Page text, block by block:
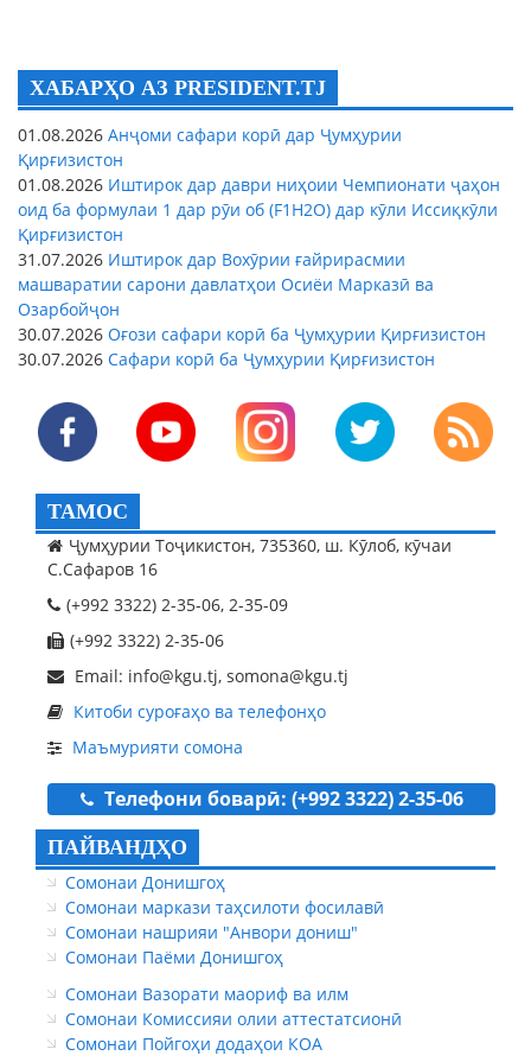
ХАБАРҲО АЗ PRESIDENT.TJ
01.08.2026 Анҷоми сафари корӣ дар Ҷумҳурии
Қирғизистон
01.08.2026 Иштирок дар даври ниҳоии Чемпионати ҷаҳон
оид ба формулаи 1 дар рӯи об (F1H2O) дар кӯли Иссиқкӯли
Қирғизистон
31.07.2026 Иштирок дар Вохӯрии ғайрирасмии
машваратии сарони давлатҳои Осиёи Марказӣ ва
Озарбойҷон
30.07.2026 Оғози сафари корӣ ба Ҷумҳурии Қирғизистон
30.07.2026 Сафари корӣ ба Ҷумҳурии Қирғизистон
ТАМОС
Ҷумҳурии Тоҷикистон, 735360, ш. Кӯлоб, кӯчаи
С.Сафаров 16
(+992 3322) 2-35-06, 2-35-09
(+992 3322) 2-35-06
Email: info@kgu.tj, somona@kgu.tj
Китоби суроғаҳо ва телефонҳо
Маъмурияти сомона
Телефони боварӣ: (+992 3322) 2-35-06
ПАЙВАНДҲО
Сомонаи Донишгоҳ
Сомонаи маркази таҳсилоти фосилавӣ
Сомонаи нашрияи "Анвори дониш"
Сомонаи Паёми Донишгоҳ
Сомонаи Вазорати маориф ва илм
Сомонаи Комиссияи олии аттестатсионӣ
Сомонаи Пойгоҳи додаҳои КОА